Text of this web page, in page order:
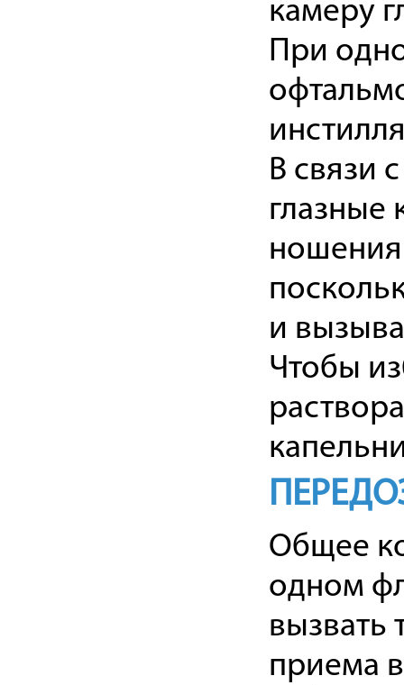
камеру
При
В связи
глазные
ношения
и
Чтобы
Общее
одном
вызвать
приема